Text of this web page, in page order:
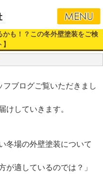
かも！？この冬外壁塗装をご検
ブログご覧いただきまし
けしていきます。
冬場の外壁塗装について
が適しているのでは？」